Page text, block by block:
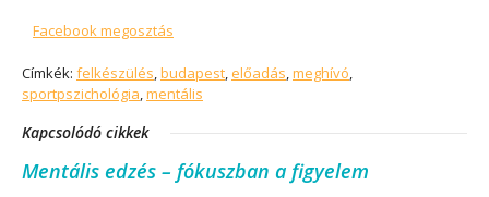
Facebook megosztás
Címkék: felkészülés,budapest, előadás,meghívó,
sportpszichológia,mentális
Kapcsolódó cikkek
Mentális edzés – fókuszban a figyelem